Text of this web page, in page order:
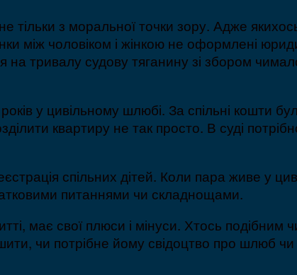
тільки з моральної точки зору. Адже
між чоловіком і жінкою не оформлені
тривалу судову тяганину зі збором
у цивільному шлюбі. За спільні кошти
квартиру не так просто. В суді
спільних дітей. Коли пара живе у
питаннями чи складнощами.
має свої плюси і мінуси. Хтось
чи потрібне йому свідоцтво про шлюб чи